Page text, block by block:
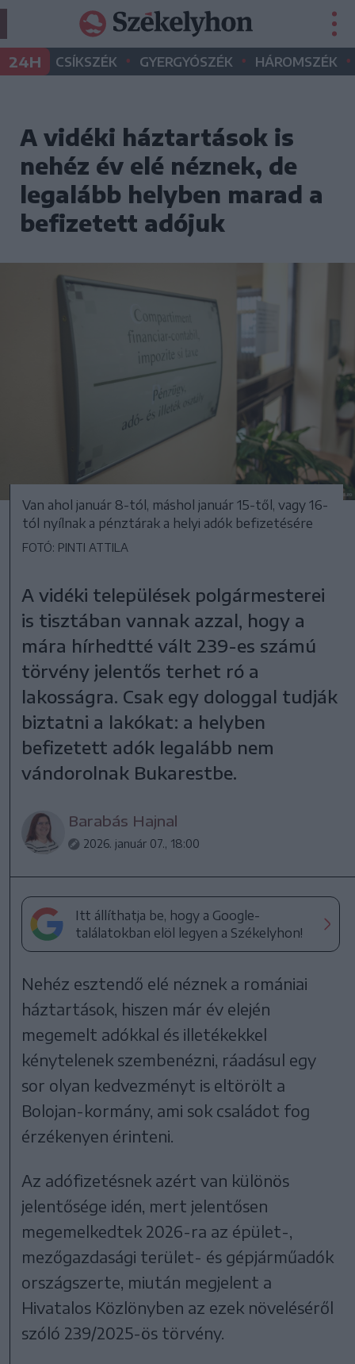
24H CSÍKSZÉK • GYERGYÓSZÉK • HÁROMSZÉK •
A vidéki háztartások is
nehéz év elé néznek, de
legalább helyben marad a
befizetett adójuk
Van ahol január 8-tól, máshol január 15-től, vagy 16-
tól nyílnak a pénztárak a helyi adók befizetésére
FOTÓ: PINTI ATTILA
A vidéki települések polgármesterei
is tisztában vannak azzal, hogy a
mára hírhedtté vált 239-es számú
törvény jelentős terhet ró a
lakosságra. Csak egy dologgal tudják
biztatni a lakókat: a helyben
befizetett adók legalább nem
vándorolnak Bukarestbe.
Barabás Hajnal
2026. január 07., 18:00
Itt állíthatja be, hogy a Google-
találatokban elöl legyen a Székelyhon!
Nehéz esztendő elé néznek a romániai
háztartások, hiszen már év elején
megemelt adókkal és illetékekkel
kénytelenek szembenézni, ráadásul egy
sor olyan kedvezményt is eltörölt a
Bolojan-kormány, ami sok családot fog
érzékenyen érinteni.
Az adófizetésnek azért van különös
jelentősége idén, mert jelentősen
megemelkedtek 2026-ra az épület-,
mezőgazdasági terület- és gépjárműadók
országszerte, miután megjelent a
Hivatalos Közlönyben az ezek növeléséről
szóló 239/2025-ös törvény.